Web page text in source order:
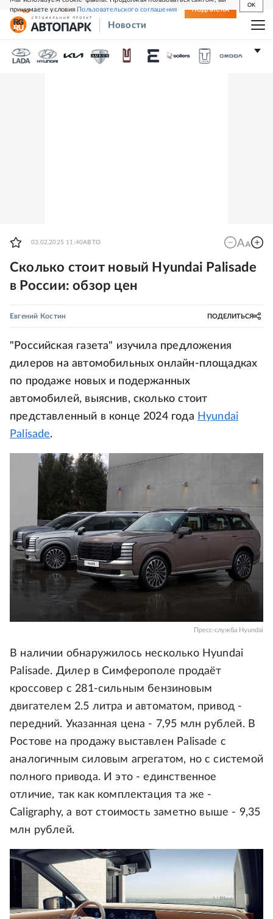
принимаете условияПользовательского соглашения
OK
СВЕЖИЙ НОМЕР ПОДПИСКА
Новости
03.02.2025 11:40АВТО
Сколько стоит новый Hyundai Palisade
в России: обзор цен
Евгений Костин ПОДЕЛИТЬСЯ
"Российская газета" изучила предложения
дилеров на автомобильных онлайн-площадках
по продаже новых и подержанных
автомобилей, выяснив, сколько стоит
представленный в конце 2024 года Hyundai
Palisade.
Пресс-служба Hyundai
В наличии обнаружилось несколько Hyundai
Palisade. Дилер в Симферополе продаёт
кроссовер с 281-сильным бензиновым
двигателем 2.5 литра и автоматом, привод -
передний. Указанная цена - 7,95 млн рублей. В
Ростове на продажу выставлен Palisade с
аналогичным силовым агрегатом, но с системой
полного привода. И это - единственное
отличие, так как комплектация та же -
Caligraphy, а вот стоимость заметно выше - 9,35
млн рублей.